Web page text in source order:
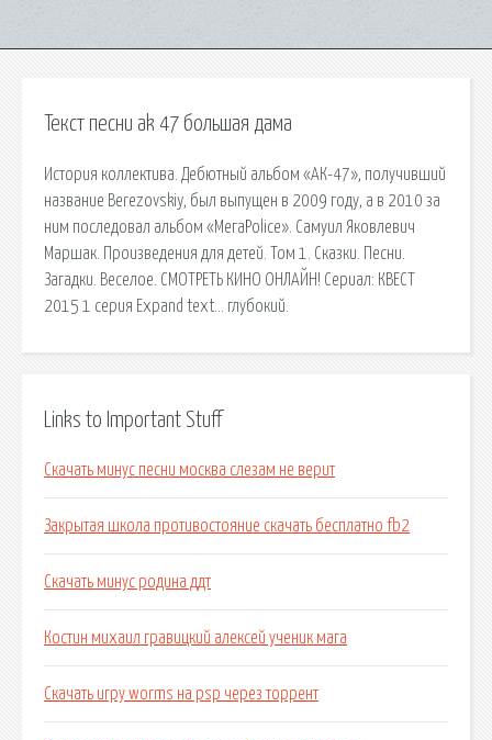
Текст песни ak 47 большая дама
История коллектива. Дебютный альбом «АК-47», получивший
название Berezovskiy, был выпущен в 2009 году, а в 2010 за
ним последовал альбом «МегаPolice». Самуил Яковлевич
Маршак. Произведения для детей. Том 1. Сказки. Песни.
Загадки. Веселое. СМОТРЕТЬ КИНО ОНЛАЙН! Сериал: КВЕСТ
2015 1 серия Expand text… глубокий.
Links to Important Stuff
Скачать минус песни москва слезам не верит
Закрытая школа противостояние скачать бесплатно fb2
Скачать минус родина ддт
Костин михаил гравицкий алексей ученик мага
Скачать игру worms на psp через торрент